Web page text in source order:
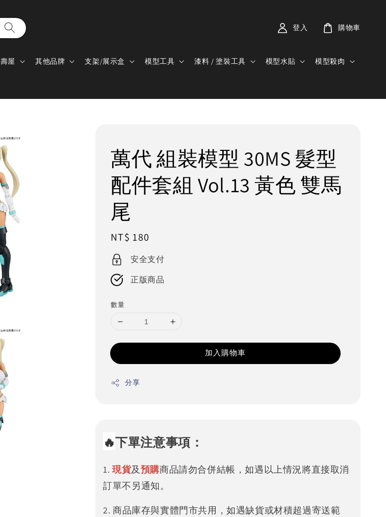
壽屋 其他品牌 支架/展示盒 模型工具 漆料 / 塗裝工具 模型水貼 模型殺肉
登入 購物車
萬代 組裝模型 30MS 髮型
配件套組 Vol.13 黃色 雙馬
尾
Regular
price
NT$ 180
安全支付
正版商品
數量
加入購物車
分享
🔥下單注意事項：
1. 現貨及預購商品請勿合併結帳，如遇以上情況將直接取消
訂單不另通知。
2. 商品庫存與實體門市共用，如遇缺貨或材積超過寄送範